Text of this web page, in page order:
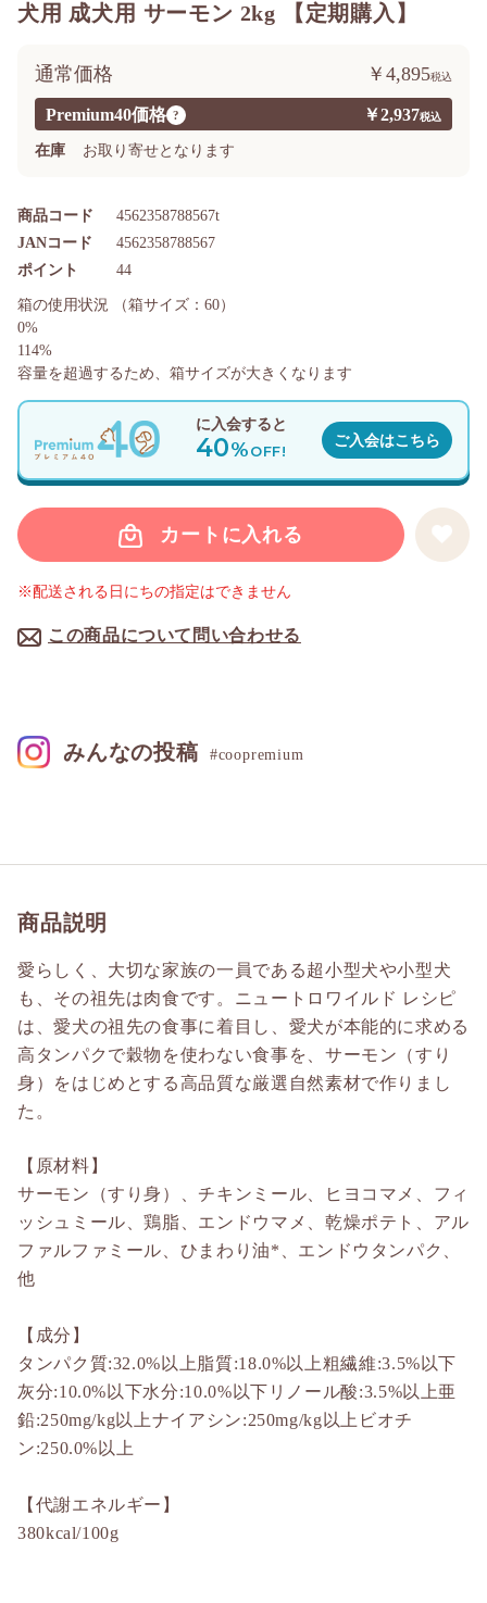
犬用 成犬用 サーモン 2kg 【定期購入】
Premium40価格 ? ￥2,937
通常価格 ￥4,895
在庫 お取り寄せとなります
商品コード 4562358788567t
ポイント 44
JANコード 4562358788567
カートに入れる
この商品について問い合わせる
※配送される日にちの指定はできません
に入会すると
40%OFF!
ご入会はこちら
箱の使用状況
（箱サイズ：60）
0%
114%
容量を超過するため、箱サイズが大きくなります
商品説明
愛らしく、大切な家族の一員である超小型犬や小型犬
も、その祖先は肉食です。ニュートロワイルド レシピ
は、愛犬の祖先の食事に着目し、愛犬が本能的に求める
高タンパクで穀物を使わない食事を、サーモン（すり
身）をはじめとする高品質な厳選自然素材で作りまし
た。
【原材料】
サーモン（すり身）、チキンミール、ヒヨコマメ、フィ
ッシュミール、鶏脂、エンドウマメ、乾燥ポテト、アル
ファルファミール、ひまわり油*、エンドウタンパク、
他
【成分】
タンパク質:32.0%以上脂質:18.0%以上粗繊維:3.5%以下
灰分:10.0%以下水分:10.0%以下リノール酸:3.5%以上亜
鉛:250mg/kg以上ナイアシン:250mg/kg以上ビオチ
ン:250.0%以上
【代謝エネルギー】
380kcal/100g
みんなの投稿 #coopremium